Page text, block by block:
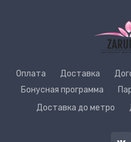
Оплата Доставка
Бонусная программа
Доставка до метро